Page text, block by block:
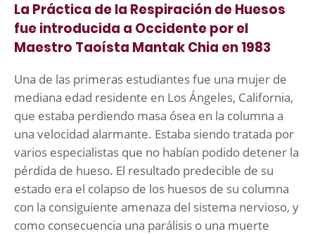
La Práctica de la Respiración de Huesos
fue introducida a Occidente por el
Maestro Taoísta Mantak Chia en 1983
Una de las primeras estudiantes fue una mujer de
mediana edad residente en Los Ángeles, California,
que estaba perdiendo masa ósea en la columna a
una velocidad alarmante. Estaba siendo tratada por
varios especialistas que no habían podido detener la
pérdida de hueso. El resultado predecible de su
estado era el colapso de los huesos de su columna
con la consiguiente amenaza del sistema nervioso, y
como consecuencia una parálisis o una muerte